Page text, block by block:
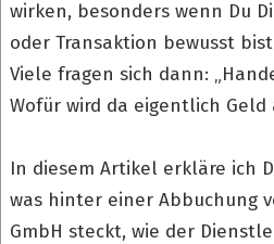
wirken, besonders wenn Du
oder Transaktion bewusst
Viele fragen sich dann:
Wofür wird da eigentlich Geld
In diesem Artikel erkläre ich
was hinter einer Abbuchung
GmbH steckt, wie der